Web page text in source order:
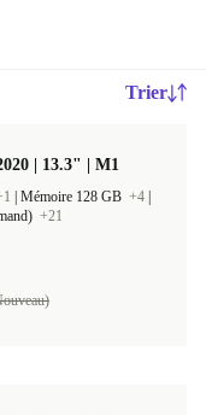
Trier
| 13.3" | M1
Mémoire 128 GB +4
+21